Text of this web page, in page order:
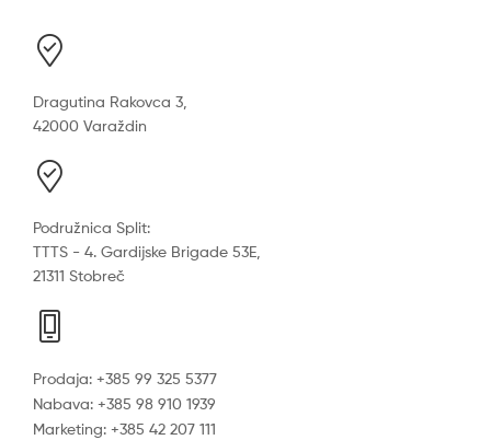
Dragutina Rakovca 3,
42000 Varaždin
Podružnica Split:
TTTS - 4. Gardijske Brigade 53E,
21311 Stobreč
Prodaja: +385 99 325 5377
Nabava: +385 98 910 1939
Marketing: +385 42 207 111